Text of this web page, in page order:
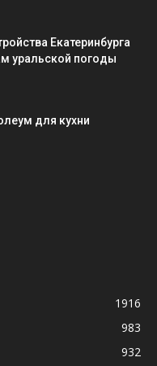
Екатеринбурга
уральской погоды
для кухни
1916
983
932